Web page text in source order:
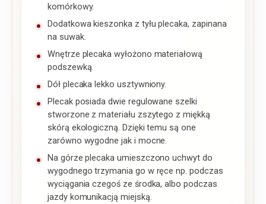
komórkowy.
Dodatkowa kieszonka z tyłu plecaka, zapinana
na suwak.
Wnętrze plecaka wyłożono materiałową
podszewką.
Dół plecaka lekko usztywniony.
Plecak posiada dwie regulowane szelki
stworzone z materiału zszytego z miękką
skórą ekologiczną. Dzięki temu są one
zarówno wygodne jak i mocne.
Na górze plecaka umieszczono uchwyt do
wygodnego trzymania go w ręce np. podczas
wyciągania czegoś ze środka, albo podczas
jazdy komunikacją miejską.